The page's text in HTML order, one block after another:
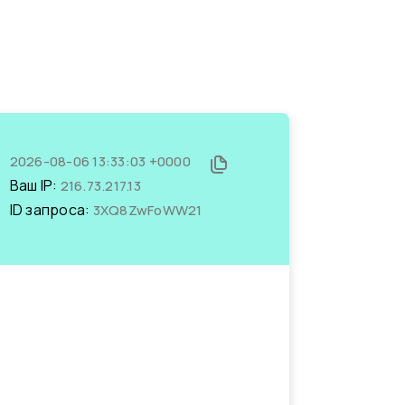
2026-08-06 13:33:03 +0000
Ваш IP: 216.73.217.13
ID запроса: 3XQ8ZwFoWW21